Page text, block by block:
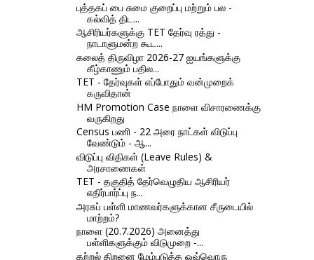
புத்தகப் பை சுமை குறைப்பு மற்றும் பல -
கல்வித் திட...
ஆசிரியர்களுக்கு TET தேர்வு ரத்து -
நாடாளுமன்ற கூட...
கலைத் திருவிழா 2026-27 ஐயங்களுக்கு
கீழ்காணும் பதில...
TET - தேர்வுகள் எப்போதும் வன்முறைக்
கருவிதான்
HM Promotion Case நாளை விசாரணைக்கு
வருகிறது
Census பணி - 22 அரை நாட்கள் விடுப்பு
வேண்டும் - ஆ...
விடுப்பு விதிகள் (Leave Rules) &
அரசாணைகள்
TET - தகுதித் தேர்வெழுதிய ஆசிரியர்
எதிர்பார்ப்பு ந...
அரசுப் பள்ளி மாணவர்களுக்கான சீருடையில்
மாற்றம்?
நாளை (20.7.2026) அனைத்து
பள்ளிகளுக்கும் விடுமுறை -...
கற்றல் திறனை மேம்படுத்த ஒவ்வொரு